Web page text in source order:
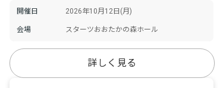
開催日 2026年10月12日(月)
会場 スターツおおたかの森ホール
詳しく見る